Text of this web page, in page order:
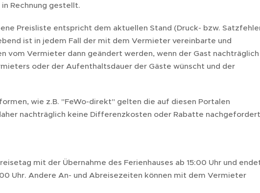
Rechnung gestellt.
Preisliste entspricht dem aktuellen Stand (Druck- bzw.
ist in jedem Fall der mit dem Vermieter vereinbarte und
vom Vermieter dann geändert werden, wenn der Gast nachträglich
oder der Aufenthaltsdauer der Gäste wünscht und der
wie z.B. "FeWo-direkt" gelten die auf diesen Portalen
nachträglich keine Differenzkosten oder Rabatte nachgefordert
mit der Übernahme des Ferienhauses ab 15:00 Uhr und
Uhr. Andere An- und Abreisezeiten können mit dem Vermieter